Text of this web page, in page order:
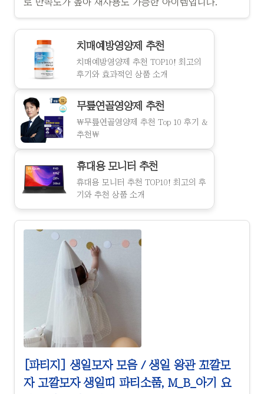
치매예방영양제 추천
치매예방영양제 추천 TOP10! 최고의
후기와 효과적인 상품 소개
무릎연골영양제 추천
\무릎연골영양제 추천 Top 10 후기 &
추천\
휴대용 모니터 추천
휴대용 모니터 추천 TOP10! 최고의 후
기와 추천 상품 소개
[파티지] 생일모자 모음 / 생일 왕관 꼬깔모
자 고깔모자 생일띠 파티소품, M_B_아기 요